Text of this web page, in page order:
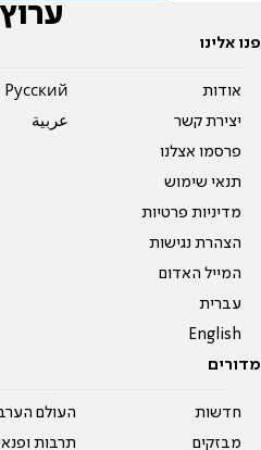
פנו אלינו
אודות
יצירת קשר
פרסמו אצלנו
תנאי שימוש
מדיניות פרטיות
הצהרת נגישות
המייל האדום
עברית
English
Pусский
عربية
מדורים
חדשות
מבזקים
העולם
תרבות